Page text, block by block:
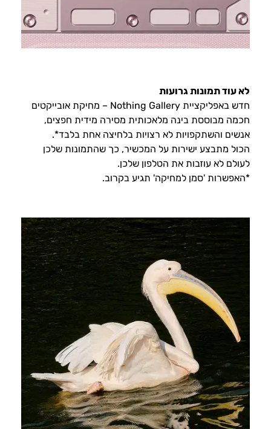
לא עוד תמונות גרועות
חדש באפליקציית Nothing Gallery – מחיקת אובייקטים
חכמה מבוססת בינה מלאכותית מסירה מידית חפצים,
אנשים והשתקפויות לא רצויות בלחיצה אחת בלבד*.
הכול מתבצע ישירות על המכשיר, כך שהתמונות שלכן
לעולם לא עוזבות את הטלפון שלכן.
*האפשרות 'סמן למחיקה' תגיע בקרוב.